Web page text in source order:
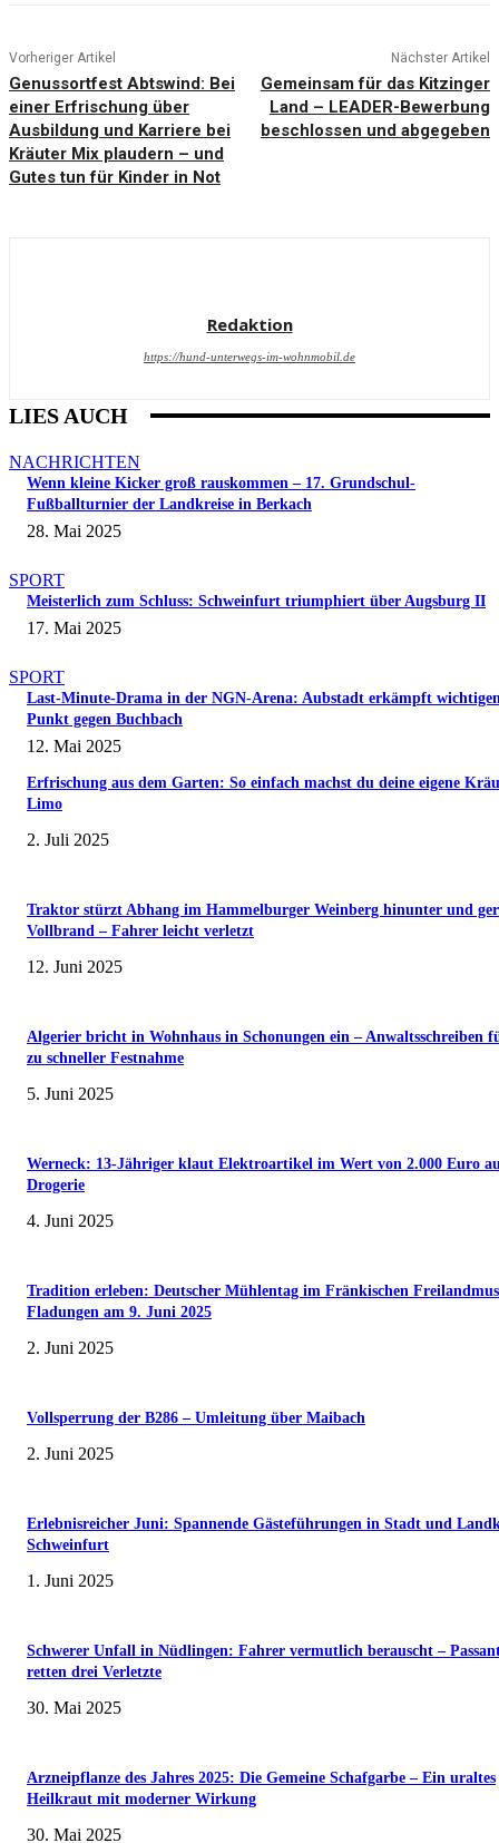
Vorheriger Artikel
Genussortfest Abtswind: Bei
einer Erfrischung über
Ausbildung und Karriere bei
Kräuter Mix plaudern – und
Gutes tun für Kinder in Not
Nächster Artikel
Gemeinsam für das Kitzinger
Land – LEADER-Bewerbung
beschlossen und abgegeben
Redaktion
https://hund-unterwegs-im-wohnmobil.de
LIES AUCH
NACHRICHTEN
Wenn kleine Kicker groß rauskommen – 17. Grundschul-
Fußballturnier der Landkreise in Berkach
28. Mai 2025
SPORT
Meisterlich zum Schluss: Schweinfurt triumphiert über Augsburg II
17. Mai 2025
SPORT
Last-Minute-Drama in der NGN-Arena: Aubstadt erkämpft
Punkt gegen Buchbach
12. Mai 2025
Erfrischung aus dem Garten: So einfach machst du deine eigene
Limo
2. Juli 2025
Traktor stürzt Abhang im Hammelburger Weinberg hinunter und
Vollbrand – Fahrer leicht verletzt
12. Juni 2025
Algerier bricht in Wohnhaus in Schonungen ein – Anwaltsschreiben
zu schneller Festnahme
5. Juni 2025
Werneck: 13-Jähriger klaut Elektroartikel im Wert von 2.000 Euro
Drogerie
4. Juni 2025
Tradition erleben: Deutscher Mühlentag im Fränkischen
Fladungen am 9. Juni 2025
2. Juni 2025
Vollsperrung der B286 – Umleitung über Maibach
2. Juni 2025
Erlebnisreicher Juni: Spannende Gästeführungen in Stadt und
Schweinfurt
1. Juni 2025
Schwerer Unfall in Nüdlingen: Fahrer vermutlich berauscht –
retten drei Verletzte
30. Mai 2025
Arzneipflanze des Jahres 2025: Die Gemeine Schafgarbe – Ein uraltes
Heilkraut mit moderner Wirkung
30. Mai 2025